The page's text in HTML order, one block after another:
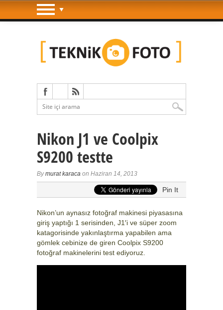
Nikon J1 ve Coolpix
S9200 testte
Bymurat karaca on Haziran 14, 2013
Pin It
Nikon’un aynasız fotoğraf makinesi piyasasına
giriş yaptığı 1 serisinden, J1′i ve süper zoom
katagorisinde yakınlaştırma yapabilen ama
gömlek cebinize de giren Coolpix S9200
fotoğraf makinelerini test ediyoruz.